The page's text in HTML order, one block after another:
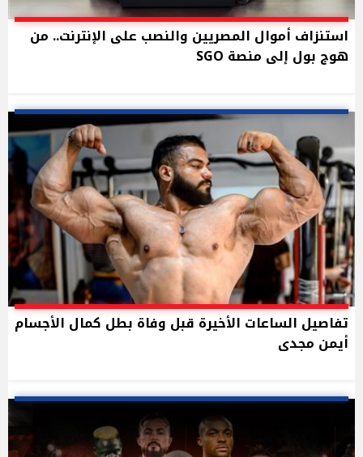
استنزاف أموال المصريين والنصب على الإنترنت.. من
هوج بول إلى منصة SGO
تفاصيل الساعات الأخيرة قبل وفاة بطل كمال الأجسام
أيمن مجدى